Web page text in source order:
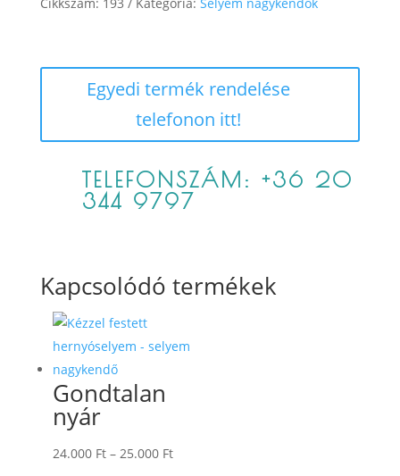
Egyedi termék rendelése
telefonon itt!
TELEFONSZÁM: +36 20
344 9797
Kapcsolódó termékek
Gondtalan
nyár
24.000 Ft – 25.000 FtÁrtartomány: